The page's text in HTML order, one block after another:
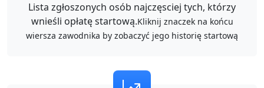
Lista zgłoszonych osób najczęsciej tych, którzy
wnieśli opłatę startową.Kliknij znaczek na końcu
wiersza zawodnika by zobaczyć jego historię startową